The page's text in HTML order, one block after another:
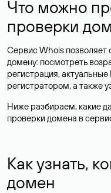
Что можно
проверки
Сервис Whois позволяет
домену: посмотреть
регистрация,
регистратором, а также
Ниже разбираем, какие
проверки домена в
Как узнать,
домен